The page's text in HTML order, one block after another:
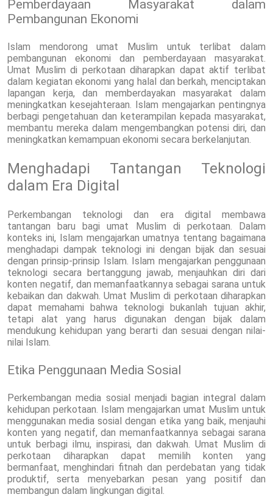
Pemberdayaan Masyarakat dalam
Pembangunan Ekonomi
Islam mendorong umat Muslim untuk terlibat dalam
pembangunan ekonomi dan pemberdayaan masyarakat.
Umat Muslim di perkotaan diharapkan dapat aktif terlibat
dalam kegiatan ekonomi yang halal dan berkah, menciptakan
lapangan kerja, dan memberdayakan masyarakat dalam
meningkatkan kesejahteraan. Islam mengajarkan pentingnya
berbagi pengetahuan dan keterampilan kepada masyarakat,
membantu mereka dalam mengembangkan potensi diri, dan
meningkatkan kemampuan ekonomi secara berkelanjutan.
Menghadapi Tantangan Teknologi
dalam Era Digital
Perkembangan teknologi dan era digital membawa
tantangan baru bagi umat Muslim di perkotaan. Dalam
konteks ini, Islam mengajarkan umatnya tentang bagaimana
menghadapi dampak teknologi ini dengan bijak dan sesuai
dengan prinsip-prinsip Islam. Islam mengajarkan penggunaan
teknologi secara bertanggung jawab, menjauhkan diri dari
konten negatif, dan memanfaatkannya sebagai sarana untuk
kebaikan dan dakwah. Umat Muslim di perkotaan diharapkan
dapat memahami bahwa teknologi bukanlah tujuan akhir,
tetapi alat yang harus digunakan dengan bijak dalam
mendukung kehidupan yang berarti dan sesuai dengan nilai-
nilai Islam.
Etika Penggunaan Media Sosial
Perkembangan media sosial menjadi bagian integral dalam
kehidupan perkotaan. Islam mengajarkan umat Muslim untuk
menggunakan media sosial dengan etika yang baik, menjauhi
konten yang negatif, dan memanfaatkannya sebagai sarana
untuk berbagi ilmu, inspirasi, dan dakwah. Umat Muslim di
perkotaan diharapkan dapat memilih konten yang
bermanfaat, menghindari fitnah dan perdebatan yang tidak
produktif, serta menyebarkan pesan yang positif dan
membangun dalam lingkungan digital.